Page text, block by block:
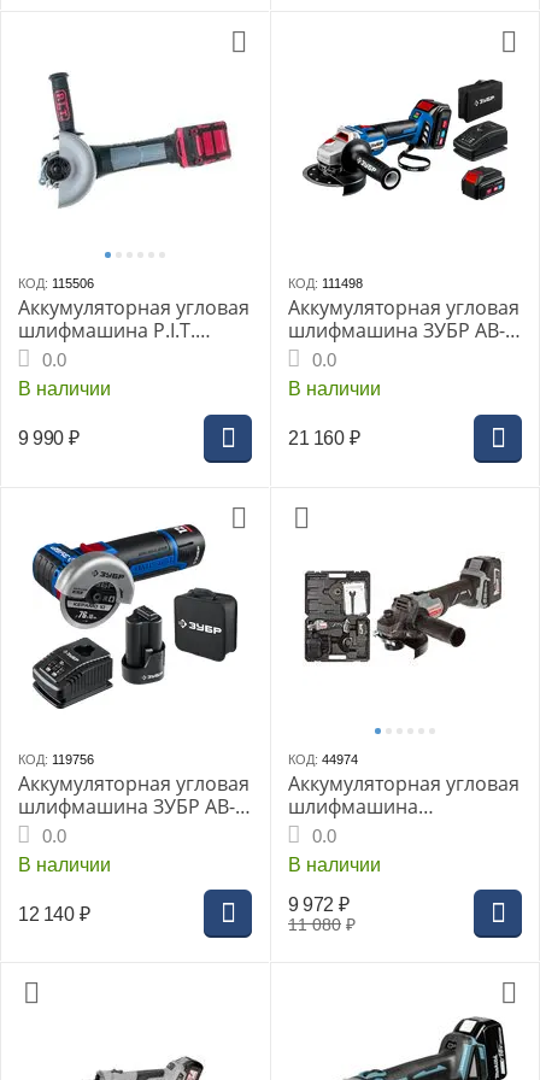
КОД: 115506
Аккумуляторная угловая
шлифмашина P.I.T.
PWS20H-125C/1
OnePower, 125мм, Li-Ion
1х 4Ач, ЗУ 3А ,кейс
0.0
В наличии
9 990 ₽
КОД: 111498
Аккумуляторная угловая
шлифмашина ЗУБР AB-
125-42
«ПРОФЕССИОНАЛ»,
125мм, бесщеточная, Li-
0.0
В наличии
21 160 ₽
КОД: 119756
Аккумуляторная угловая
шлифмашина ЗУБР AB-
76-22 серия
«ПРОФЕССИОНАЛ»,
76мм, бесщеточная, Li-
0.0
В наличии
12 140 ₽
КОД: 44974
Аккумуляторная угловая
шлифмашина
ИНТЕРСКОЛ
УШМ-125/18, Li-Ion 1х4.0
Ач , ЗУ, кейс
0.0
В наличии
11 080 ₽
9 972 ₽